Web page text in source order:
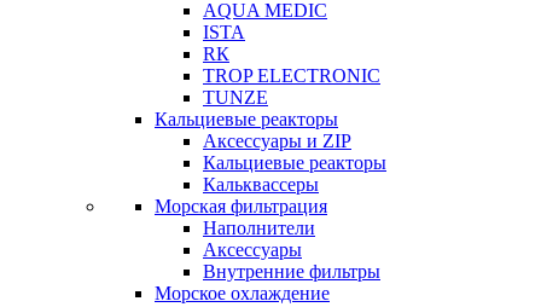
AQUA MEDIC
ISTA
RК
TROP ELECTRONIC
TUNZE
Кальциевые реакторы
Аксессуары и ZIP
Кальциевые реакторы
Кальквассеры
Морская фильтрация
Наполнители
Аксессуары
Внутренние фильтры
Морское охлаждение